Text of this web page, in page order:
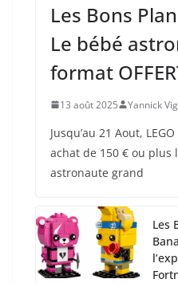
Les Bons
Le bébé
format
13 août 2025 Yannick
Jusqu’au 21 Aout,
achat de 150 € ou plus
astronaute grand
Les